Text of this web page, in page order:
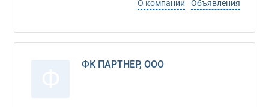
О компании
Объявления
ФК ПАРТНЕР, ООО